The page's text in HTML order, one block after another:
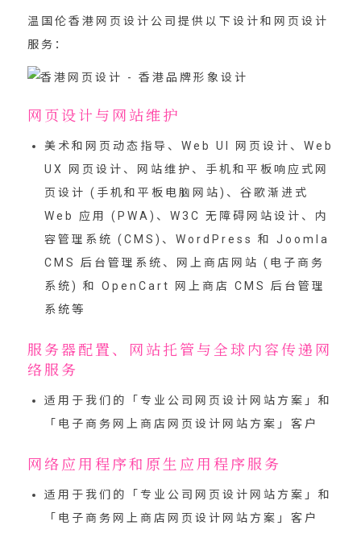
温国伦香港网页设计公司提供以下设计和网页设计
服务：
网页设计与网站维护
美术和网页动态指导、Web UI 网页设计、Web
UX 网页设计、网站维护、手机和平板响应式网
页设计 (手机和平板电脑网站)、谷歌渐进式
Web 应用 (PWA)、W3C 无障碍网站设计、内
容管理系统 (CMS)、WordPress 和 Joomla
CMS 后台管理系统、网上商店网站 (电子商务
系统) 和 OpenCart 网上商店 CMS 后台管理
系统等
服务器配置、网站托管与全球内容传递网
络服务
适用于我们的「 专业公司网页设计网站方案 」和
「 电子商务网上商店网页设计网站方案 」客户
网络应用程序和原生应用程序服务
适用于我们的「 专业公司网页设计网站方案 」和
「 电子商务网上商店网页设计网站方案 」客户